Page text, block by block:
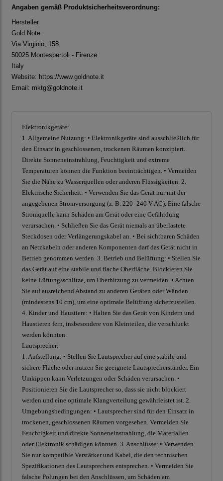
Angaben gemäß Produktsicherheitsverordnung:
Hersteller
Gold Note
Via Virginio, 158
50025 Montespertoli - Firenze
Italy
Website: https://www.goldnote.it
Email: mktg@goldnote.it
Elektronikgeräte:
1. Allgemeine Nutzung: • Elektronikgeräte sind ausschließlich für
den Einsatz in geschlossenen, trockenen Räumen konzipiert.
Direkte Sonneneinstrahlung, Feuchtigkeit und extreme
Temperaturen können die Funktion beeinträchtigen. • Vermeiden
Sie die Nähe zu Wasserquellen oder anderen Flüssigkeiten. 2.
Elektrische Sicherheit: • Verwenden Sie das Gerät nur mit der
angegebenen Stromversorgung (z. B. 220–240 V AC). Eine falsche
Stromquelle kann Schäden am Gerät oder eine Gefährdung
verursachen. • Schließen Sie das Gerät niemals an überlastete
Steckdosen oder Verlängerungskabel an. • Bei sichtbaren Schäden
an Netzkabeln oder anderen Komponenten darf das Gerät nicht in
Betrieb genommen werden. 3. Betrieb und Belüftung: • Stellen Sie
das Gerät auf eine stabile und flache Oberfläche. Blockieren Sie
keine Lüftungsschlitze, um Überhitzung zu vermeiden. • Achten
Sie auf ausreichend Abstand zu anderen Geräten oder Wänden
(mindestens 10 cm), um eine optimale Belüftung sicherzustellen.
4. Kinder und Haustiere: • Halten Sie das Gerät von Kindern und
Haustieren fern, insbesondere von Kleinteilen, die verschluckt
werden könnten.
Lautsprecher:
1. Aufstellung: • Stellen Sie Lautsprecher auf eine stabile und
sichere Fläche oder nutzen Sie geeignete Lautsprecherständer. Ein
Umkippen kann Verletzungen oder Schäden verursachen. •
Positionieren Sie die Lautsprecher so, dass sie nicht blockiert
werden und eine optimale Klangverteilung gewährleistet ist. 2.
Umgebungsbedingungen: • Lautsprecher sind für den Einsatz in
trockenen, geschlossenen Räumen vorgesehen. Vermeiden Sie
Feuchtigkeit und direkte Sonneneinstrahlung, die Materialien
oder Elektronik schädigen könnten. 3. Anschlüsse: • Verwenden
Sie nur kompatible Verstärker und Kabel, die den technischen
Spezifikationen des Lautsprechers entsprechen. • Vermeiden Sie
falsche Polungen bei den Anschlüssen, um Schäden am